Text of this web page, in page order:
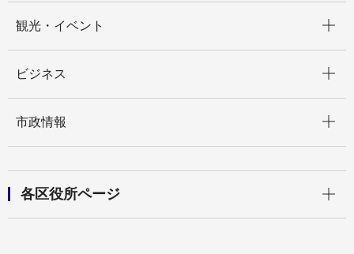
観光・イベント
ビジネス
市政情報
各区役所ページ